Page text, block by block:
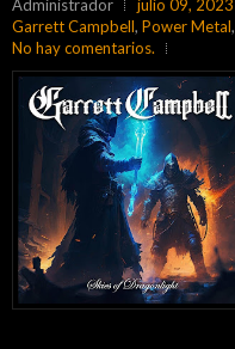
Administrador julio 09, 2023
Garrett Campbell, Power Metal,
No hay comentarios.